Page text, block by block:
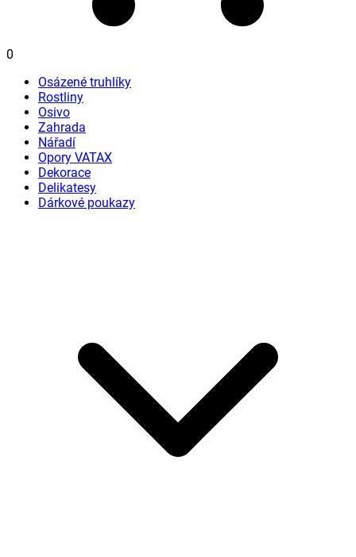
0
Osázené truhlíky
Rostliny
Osivo
Zahrada
Nářadí
Opory VATAX
Dekorace
Delikatesy
Dárkové poukazy